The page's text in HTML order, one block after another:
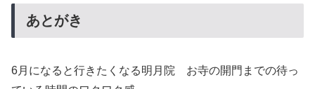
あとがき
6月になると行きたくなる明月院 お寺の開門までの待っ